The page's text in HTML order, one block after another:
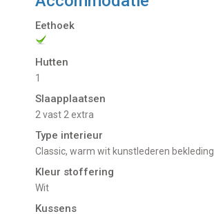
Eethoek
Hutten
1
Slaapplaatsen
2 vast 2 extra
Type interieur
Classic, warm wit kunstlederen bekleding
Kleur stoffering
Wit
Kussens